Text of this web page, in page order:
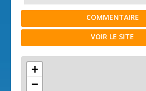
COMMENTAIRE
VOIR LE SITE
+
−